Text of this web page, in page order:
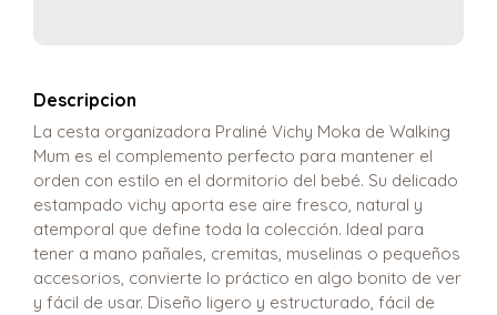
Descripcion
La cesta organizadora Praliné Vichy Moka de Walking
Mum es el complemento perfecto para mantener el
orden con estilo en el dormitorio del bebé. Su delicado
estampado vichy aporta ese aire fresco, natural y
atemporal que define toda la colección. Ideal para
tener a mano pañales, cremitas, muselinas o pequeños
accesorios, convierte lo práctico en algo bonito de ver
y fácil de usar. Diseño ligero y estructurado, fácil de